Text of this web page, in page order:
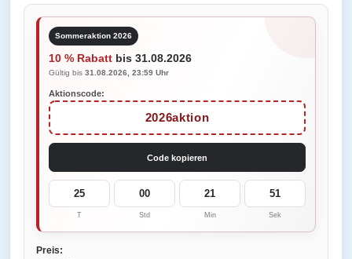
Sommeraktion 2026
10 % Rabatt bis 31.08.2026
Gültig bis 31.08.2026, 23:59 Uhr
Aktionscode:
2026aktion
Code kopieren
25
T
00
Std
21
Min
51
Sek
Preis: